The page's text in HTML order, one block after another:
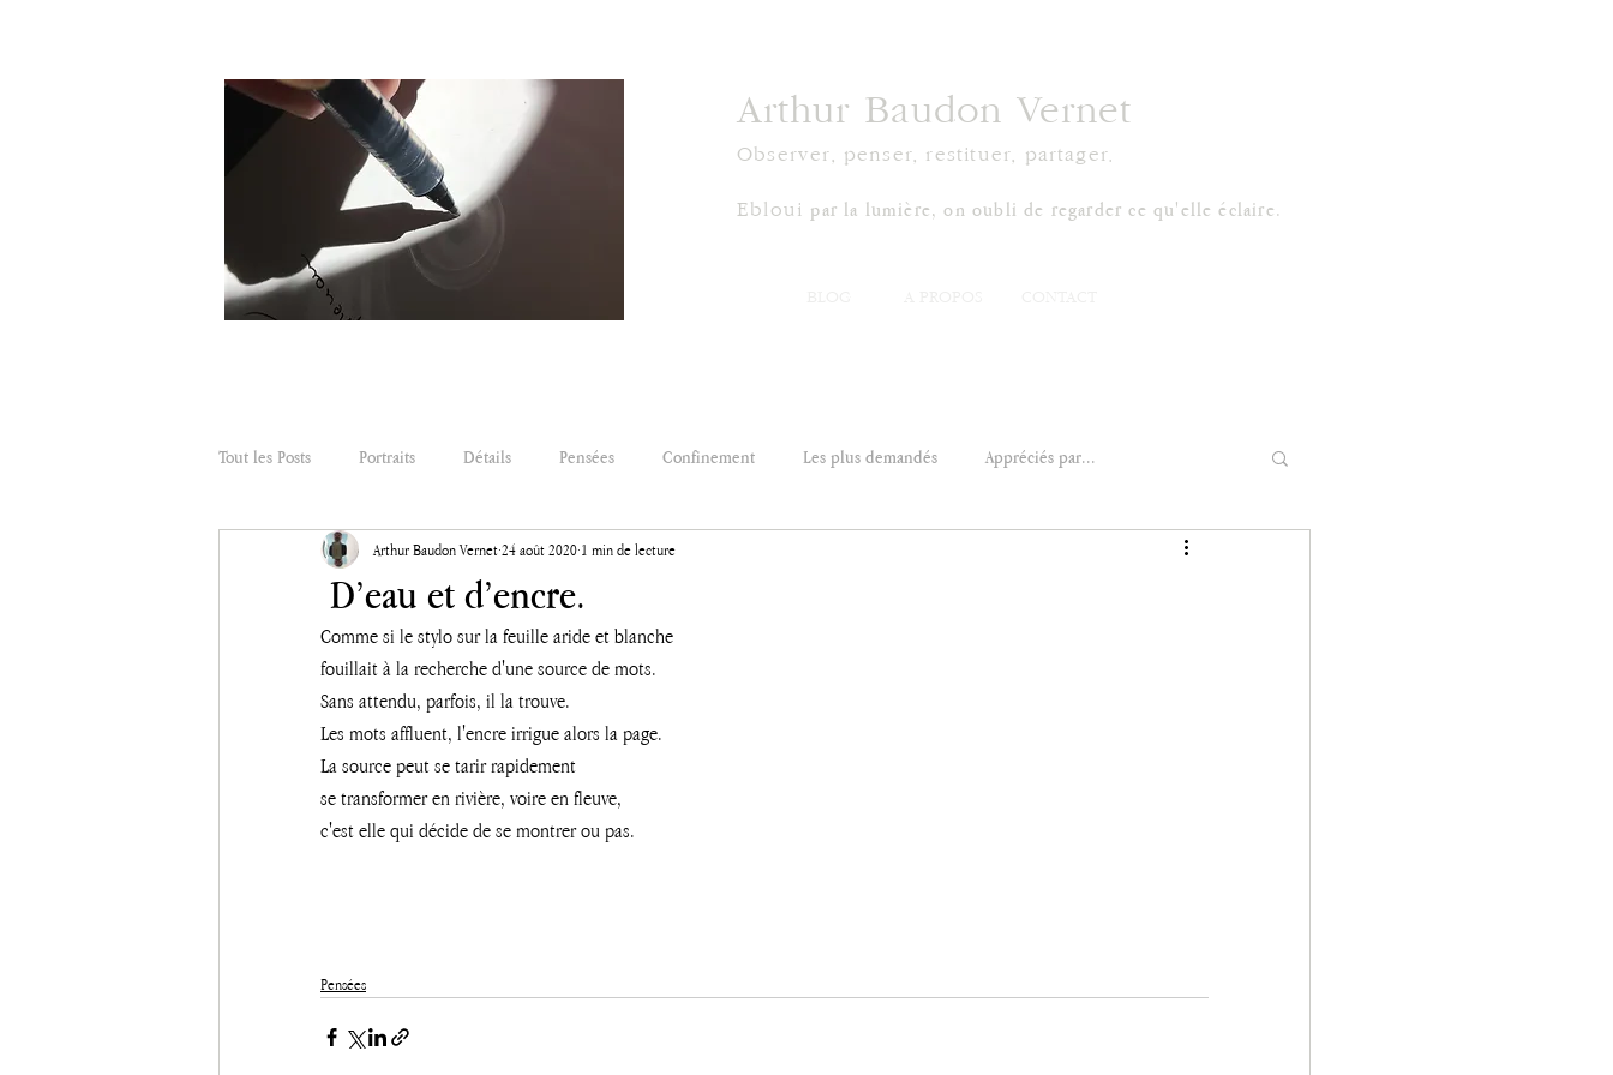
Arthur Baudon Vernet
Observer, penser, restituer, partager.
Ebloui par la lumière, on oubli de regarder ce qu'elle éclaire.
Tout les Posts Portraits Détails Pensées Confinement Les plus demandés Appréciés par...
D’eau et d’encre.
Arthur Baudon Vernet24 août 2020 1 min de lecture
Comme si le stylo sur la feuille aride et blanche
fouillait à la recherche d'une source de mots.
Sans attendu, parfois, il la trouve.
Les mots affluent, l'encre irrigue alors la page.
La source peut se tarir rapidement
se transformer en rivière, voire en fleuve,
c'est elle qui décide de se montrer ou pas.
Pensées